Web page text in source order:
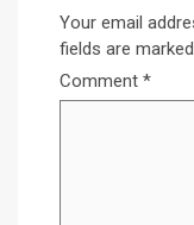
Your email
fields are marked
Comment *